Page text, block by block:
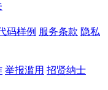
码样例 服务条款 隐私
举报滥用 招贤纳士